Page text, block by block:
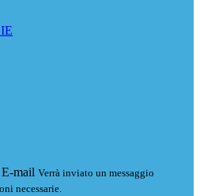
E-mail Verrà inviato un messaggio
necessarie.